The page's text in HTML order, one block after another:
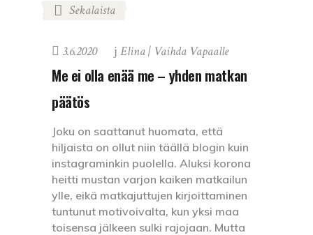
Sekalaista
3.6.2020 Elina | Vaihda Vapaalle
Me ei olla enää me – yhden matkan
päätös
Joku on saattanut huomata, että
hiljaista on ollut niin täällä blogin kuin
instagraminkin puolella. Aluksi korona
heitti mustan varjon kaiken matkailun
ylle, eikä matkajuttujen kirjoittaminen
tuntunut motivoivalta, kun yksi maa
toisensa jälkeen sulki rajojaan. Mutta